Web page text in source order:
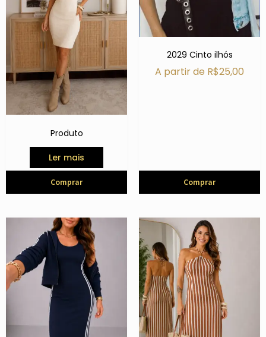
Produto
Ler mais
Comprar
2029 Cinto ilhós
A partir de R$25,00
Comprar